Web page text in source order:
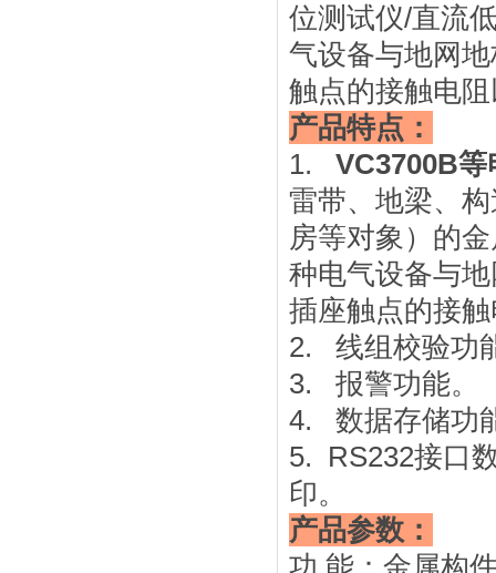
位测试仪/直流
气设备与地网
触点的接触电
产品特点：
1. VC3700B
雷带、地梁、
房等对象）的
种电气设备与
插座触点的接
2. 线组校验功
3. 报警功能。
4. 数据存储功
5. RS232接口
印。
产品参数：
功 能：金属构